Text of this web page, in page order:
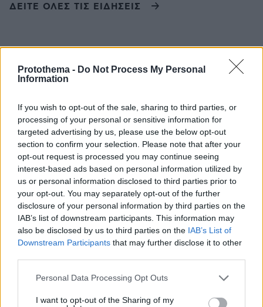
Protothema - Do Not Process My Personal
Information
If you wish to opt-out of the sale, sharing to third parties, or
processing of your personal or sensitive information for
targeted advertising by us, please use the below opt-out
section to confirm your selection. Please note that after your
opt-out request is processed you may continue seeing
interest-based ads based on personal information utilized by
us or personal information disclosed to third parties prior to
your opt-out. You may separately opt-out of the further
disclosure of your personal information by third parties on the
IAB’s list of downstream participants. This information may
also be disclosed by us to third parties on the IAB’s List of
Downstream Participants that may further disclose it to other
Please note that this website/app uses one or more Google
not limited to your visit or usage behaviour. You may click to
Personal Data Processing Opt Outs
I want to opt-out of the Sharing of my
ΔΕΙΤΕ ΟΛΕΣ ΤΙΣ ΕΙΔΗΣΕΙΣ
ΤΑ ΠΙΟ ΔΗΜΟΦΙΛΗ